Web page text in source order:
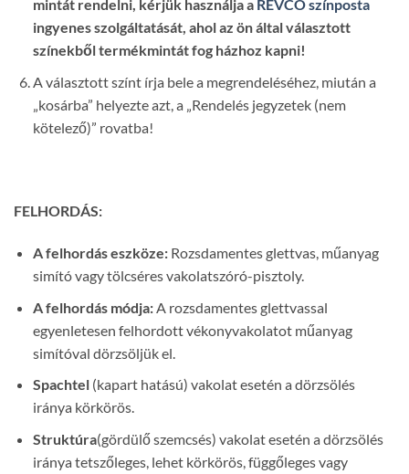
mintát rendelni, kérjük használja a REVCO színposta
ingyenes szolgáltatását, ahol az ön által választott
színekből termékmintát fog házhoz kapni!
A választott színt írja bele a megrendeléséhez, miután a
„kosárba” helyezte azt, a „Rendelés jegyzetek (nem
kötelező)” rovatba!
FELHORDÁS:
A felhordás eszköze: Rozsdamentes glettvas, műanyag
simító vagy tölcséres vakolatszóró-pisztoly.
A felhordás módja: A rozsdamentes glettvassal
egyenletesen felhordott vékonyvakolatot műanyag
simítóval dörzsöljük el.
Spachtel (kapart hatású) vakolat esetén a dörzsölés
iránya körkörös.
Struktúra(gördülő szemcsés) vakolat esetén a dörzsölés
iránya tetszőleges, lehet körkörös, függőleges vagy